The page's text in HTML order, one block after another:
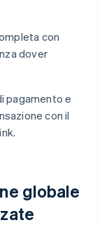
con
dover
pagamento e
con il
globale